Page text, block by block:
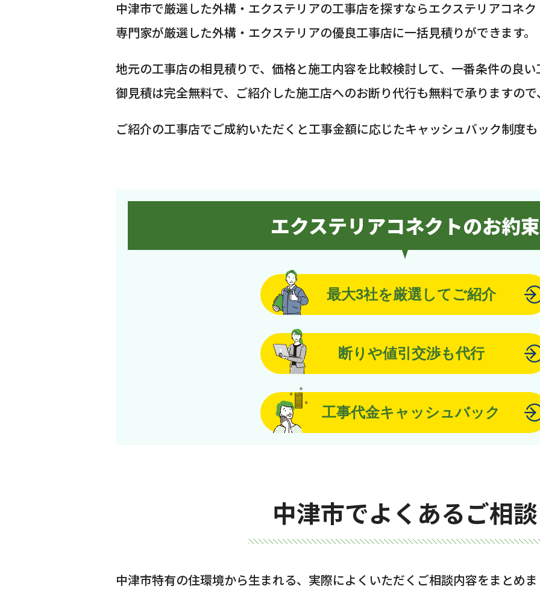
中津市で厳選した外構・エクステリアの工事店を探すならエクステリアコネ
専門家が厳選した外構・エクステリアの優良工事店に一括見積りができます。
地元の工事店の相見積りで、価格と施工内容を比較検討して、一番条件の良
御見積は完全無料で、ご紹介した施工店へのお断り代行も無料で承りますの
ご紹介の工事店でご成約いただくと工事金額に応じたキャッシュバック制度
エクステリアコネクトのお約束
最大3社を厳選してご紹介
断りや値引交渉も代行
工事代金キャッシュバック
中津市でよくあるご相談
中津市特有の住環境から生まれる、実際によくいただくご相談内容をまとめ